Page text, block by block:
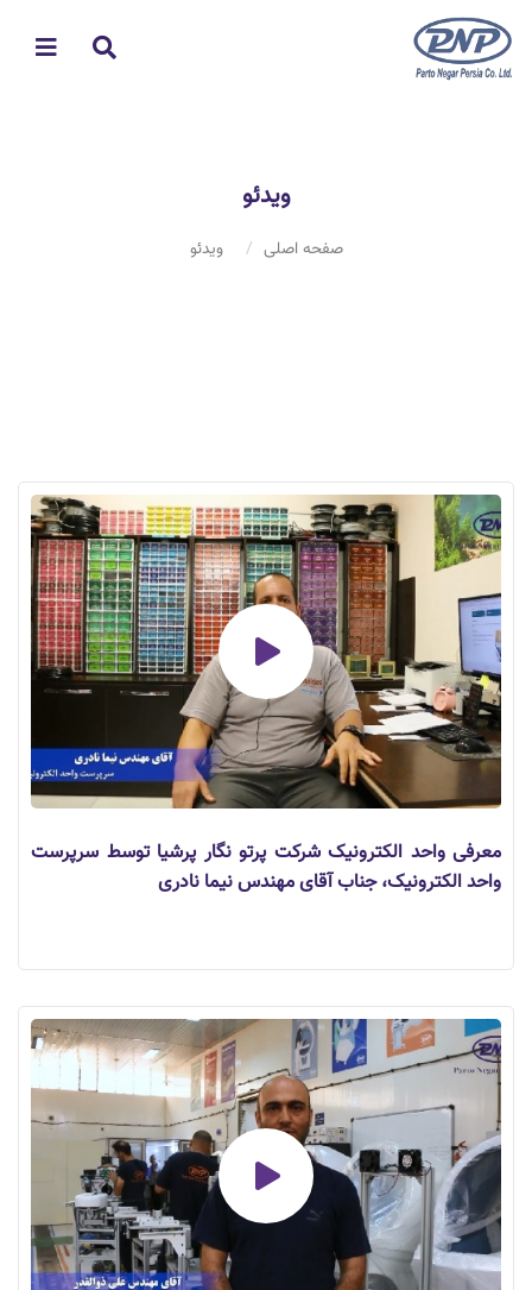
ویدئو
صفحه اصلی ویدئو
معرفی واحد الکترونیک شرکت پرتو نگار پرشیا توسط سرپرست
واحد الکترونیک، جناب آقای مهندس نیما نادری